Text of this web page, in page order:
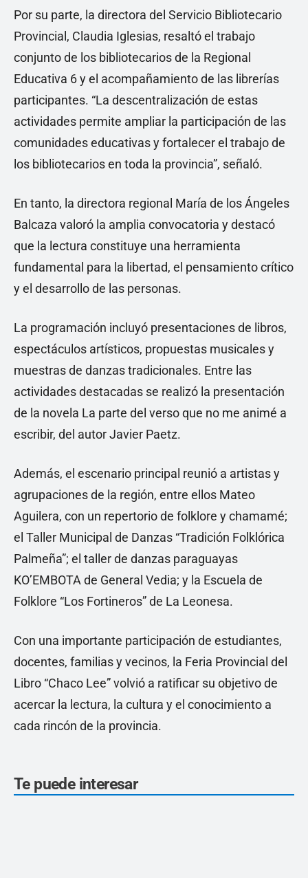
Por su parte, la directora del Servicio Bibliotecario
Provincial, Claudia Iglesias, resaltó el trabajo
conjunto de los bibliotecarios de la Regional
Educativa 6 y el acompañamiento de las librerías
participantes. “La descentralización de estas
actividades permite ampliar la participación de las
comunidades educativas y fortalecer el trabajo de
los bibliotecarios en toda la provincia”, señaló.
En tanto, la directora regional María de los Ángeles
Balcaza valoró la amplia convocatoria y destacó
que la lectura constituye una herramienta
fundamental para la libertad, el pensamiento crítico
y el desarrollo de las personas.
La programación incluyó presentaciones de libros,
espectáculos artísticos, propuestas musicales y
muestras de danzas tradicionales. Entre las
actividades destacadas se realizó la presentación
de la novela La parte del verso que no me animé a
escribir, del autor Javier Paetz.
Además, el escenario principal reunió a artistas y
agrupaciones de la región, entre ellos Mateo
Aguilera, con un repertorio de folklore y chamamé;
el Taller Municipal de Danzas “Tradición Folklórica
Palmeña”; el taller de danzas paraguayas
KO’EMBOTA de General Vedia; y la Escuela de
Folklore “Los Fortineros” de La Leonesa.
Con una importante participación de estudiantes,
docentes, familias y vecinos, la Feria Provincial del
Libro “Chaco Lee” volvió a ratificar su objetivo de
acercar la lectura, la cultura y el conocimiento a
cada rincón de la provincia.
Te puede interesar